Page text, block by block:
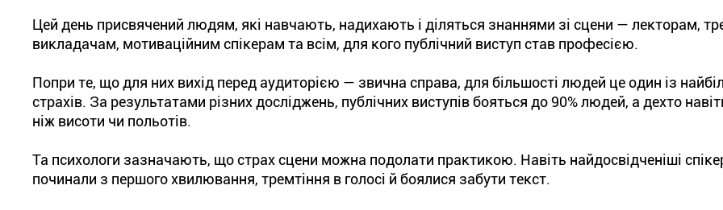
Цей день присвячений людям, які навчають, надихають і діляться знаннями зі сцени — лекторам,
викладачам, мотиваційним спікерам та всім, для кого публічний виступ став професією.
Попри те, що для них вихід перед аудиторією — звична справа, для більшості людей це один із
страхів. За результатами різних досліджень, публічних виступів бояться до 90% людей, а дехто
ніж висоти чи польотів.
Та психологи зазначають, що страх сцени можна подолати практикою. Навіть найдосвідченіші
починали з першого хвилювання, тремтіння в голосі й боялися забути текст.